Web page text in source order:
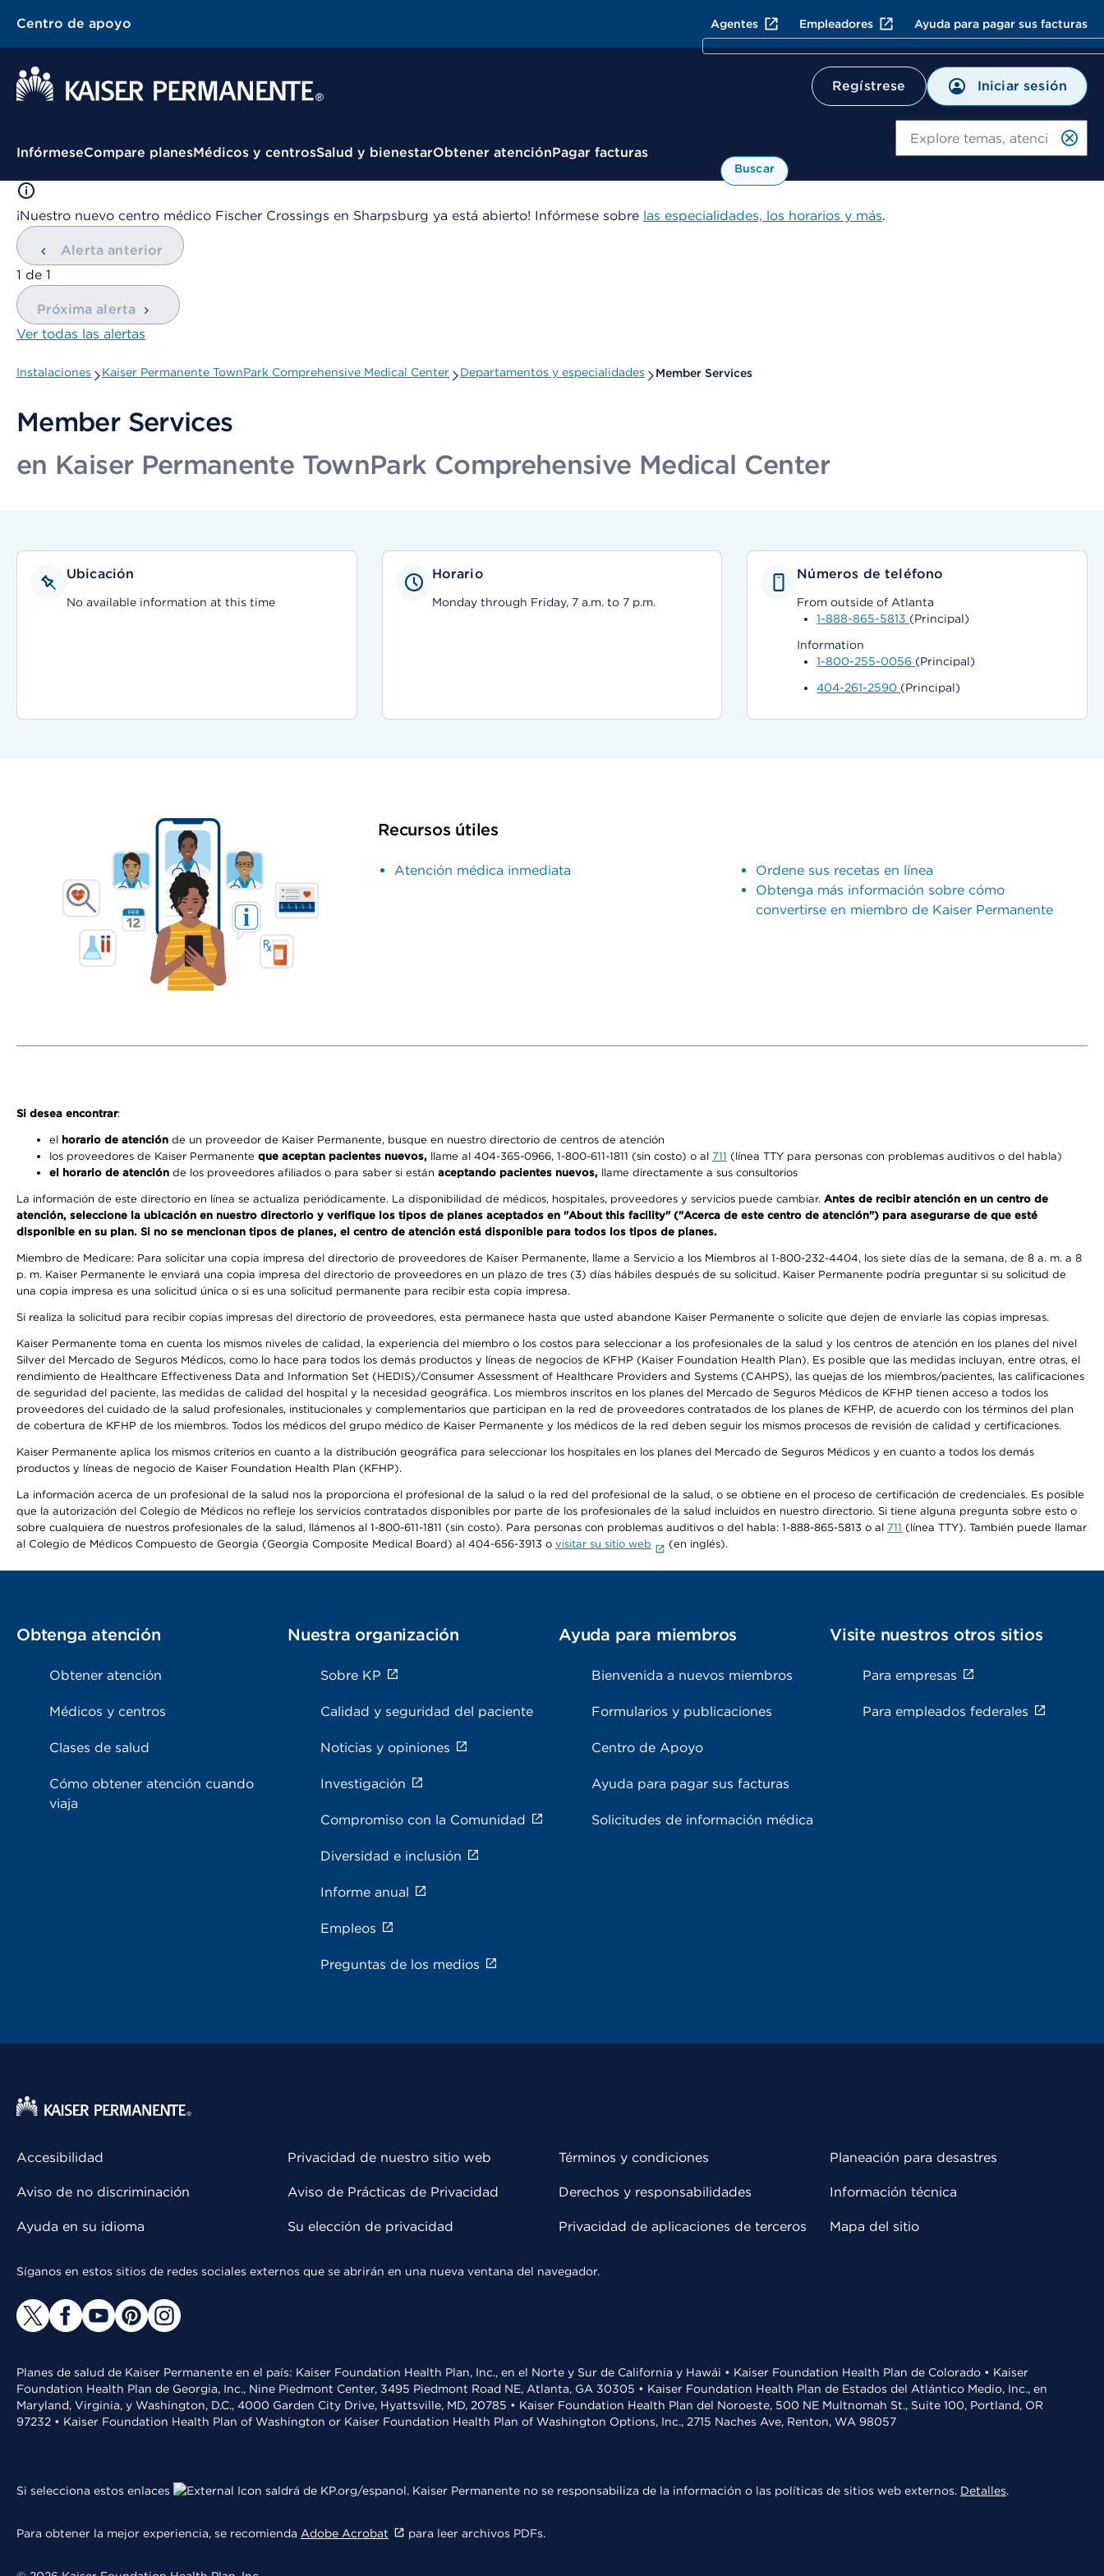
Centro de apoyo Agentes Empleadores Ayuda para pagar sus facturas
Regístrese Iniciar sesión
Menú contextual
InfórmeseCompare planesMédicos y centrosSalud y bienestarObtener atenciónPagar facturas
Buscar
¡Nuestro nuevo centro médico Fischer Crossings en Sharpsburg ya está abierto! Infórmese sobre las especialidades, los horarios y más.
Alerta anterior
mostrando
1 de 1
Próxima alerta
Ver todas las alertas
Instalaciones Kaiser Permanente TownPark Comprehensive Medical Center Departamentos y especialidades Member Services
Member Services
en Kaiser Permanente TownPark Comprehensive Medical Center
Ubicación
No available information at this time
Horario
Monday through Friday, 7 a.m. to 7 p.m.
Números de teléfono
From outside of Atlanta
1-888-865-5813 (Principal)
Information
1-800-255-0056 (Principal)
404-261-2590 (Principal)
Recursos útiles
Atención médica inmediata
Ordene sus recetas en línea
Obtenga más información sobre cómo
convertirse en miembro de Kaiser Permanente
Si desea encontrar:
el horario de atención de un proveedor de Kaiser Permanente, busque en nuestro directorio de centros de atención
los proveedores de Kaiser Permanente que aceptan pacientes nuevos, llame al 404-365-0966, 1-800-611-1811 (sin costo) o al 711 (línea TTY para personas con problemas auditivos o del habla)
el horario de atención de los proveedores afiliados o para saber si están aceptando pacientes nuevos, llame directamente a sus consultorios
La información de este directorio en línea se actualiza periódicamente. La disponibilidad de médicos, hospitales, proveedores y servicios puede cambiar. Antes de recibir atención en un centro de
atención, seleccione la ubicación en nuestro directorio y verifique los tipos de planes aceptados en "About this facility" ("Acerca de este centro de atención") para asegurarse de que esté
disponible en su plan. Si no se mencionan tipos de planes, el centro de atención está disponible para todos los tipos de planes.
Miembro de Medicare: Para solicitar una copia impresa del directorio de proveedores de Kaiser Permanente, llame a Servicio a los Miembros al 1-800-232-4404, los siete días de la semana, de 8 a. m. a 8
p. m. Kaiser Permanente le enviará una copia impresa del directorio de proveedores en un plazo de tres (3) días hábiles después de su solicitud. Kaiser Permanente podría preguntar si su solicitud de
una copia impresa es una solicitud única o si es una solicitud permanente para recibir esta copia impresa.
Si realiza la solicitud para recibir copias impresas del directorio de proveedores, esta permanece hasta que usted abandone Kaiser Permanente o solicite que dejen de enviarle las copias impresas.
Kaiser Permanente toma en cuenta los mismos niveles de calidad, la experiencia del miembro o los costos para seleccionar a los profesionales de la salud y los centros de atención en los planes del nivel
Silver del Mercado de Seguros Médicos, como lo hace para todos los demás productos y líneas de negocios de KFHP (Kaiser Foundation Health Plan). Es posible que las medidas incluyan, entre otras, el
rendimiento de Healthcare Effectiveness Data and Information Set (HEDIS)/Consumer Assessment of Healthcare Providers and Systems (CAHPS), las quejas de los miembros/pacientes, las calificaciones
de seguridad del paciente, las medidas de calidad del hospital y la necesidad geográfica. Los miembros inscritos en los planes del Mercado de Seguros Médicos de KFHP tienen acceso a todos los
proveedores del cuidado de la salud profesionales, institucionales y complementarios que participan en la red de proveedores contratados de los planes de KFHP, de acuerdo con los términos del plan
de cobertura de KFHP de los miembros. Todos los médicos del grupo médico de Kaiser Permanente y los médicos de la red deben seguir los mismos procesos de revisión de calidad y certificaciones.
Kaiser Permanente aplica los mismos criterios en cuanto a la distribución geográfica para seleccionar los hospitales en los planes del Mercado de Seguros Médicos y en cuanto a todos los demás
productos y líneas de negocio de Kaiser Foundation Health Plan (KFHP).
La información acerca de un profesional de la salud nos la proporciona el profesional de la salud o la red del profesional de la salud, o se obtiene en el proceso de certificación de credenciales. Es posible
que la autorización del Colegio de Médicos no refleje los servicios contratados disponibles por parte de los profesionales de la salud incluidos en nuestro directorio. Si tiene alguna pregunta sobre esto o
sobre cualquiera de nuestros profesionales de la salud, llámenos al 1-800-611-1811 (sin costo). Para personas con problemas auditivos o del habla: 1-888-865-5813 o al 711 (línea TTY). También puede llamar
al Colegio de Médicos Compuesto de Georgia (Georgia Composite Medical Board) al 404-656-3913 o visitar su sitio web (en inglés).
Obtenga atención
Obtener atención
Médicos y centros
Clases de salud
Cómo obtener atención cuando
viaja
Nuestra organización
Sobre KP
Calidad y seguridad del paciente
Noticias y opiniones
Investigación
Compromiso con la Comunidad
Diversidad e inclusión
Informe anual
Empleos
Preguntas de los medios
Ayuda para miembros
Bienvenida a nuevos miembros
Formularios y publicaciones
Centro de Apoyo
Ayuda para pagar sus facturas
Solicitudes de información médica
Visite nuestros otros sitios
Para empresas
Para empleados federales
Accesibilidad
Aviso de no discriminación
Ayuda en su idioma
Privacidad de nuestro sitio web
Aviso de Prácticas de Privacidad
Su elección de privacidad
Términos y condiciones
Derechos y responsabilidades
Privacidad de aplicaciones de terceros
Planeación para desastres
Información técnica
Mapa del sitio
Síganos en estos sitios de redes sociales externos que se abrirán en una nueva ventana del navegador.
Planes de salud de Kaiser Permanente en el país: Kaiser Foundation Health Plan, Inc., en el Norte y Sur de California y Hawái • Kaiser Foundation Health Plan de Colorado • Kaiser
Foundation Health Plan de Georgia, Inc., Nine Piedmont Center, 3495 Piedmont Road NE, Atlanta, GA 30305 • Kaiser Foundation Health Plan de Estados del Atlántico Medio, Inc., en
Maryland, Virginia, y Washington, D.C., 4000 Garden City Drive, Hyattsville, MD, 20785 • Kaiser Foundation Health Plan del Noroeste, 500 NE Multnomah St., Suite 100, Portland, OR
97232 • Kaiser Foundation Health Plan of Washington or Kaiser Foundation Health Plan of Washington Options, Inc., 2715 Naches Ave, Renton, WA 98057
Si selecciona estos enlaces saldrá de KP.org/espanol. Kaiser Permanente no se responsabiliza de la información o las políticas de sitios web externos. Detalles.
Para obtener la mejor experiencia, se recomienda Adobe Acrobat para leer archivos PDFs.